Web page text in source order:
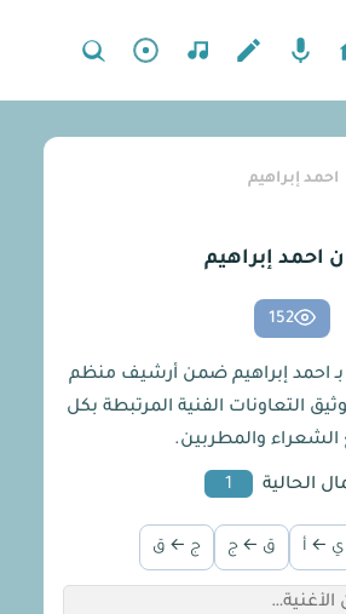
احمد إبراهيم
احمد إبراهيم
152
بـ احمد إبراهيم ضمن أرشيف منظم
التعاونات الفنية المرتبطة بكل
والمطربين.
الحالية 1
ي ← أ ق ← ج ج ← ق